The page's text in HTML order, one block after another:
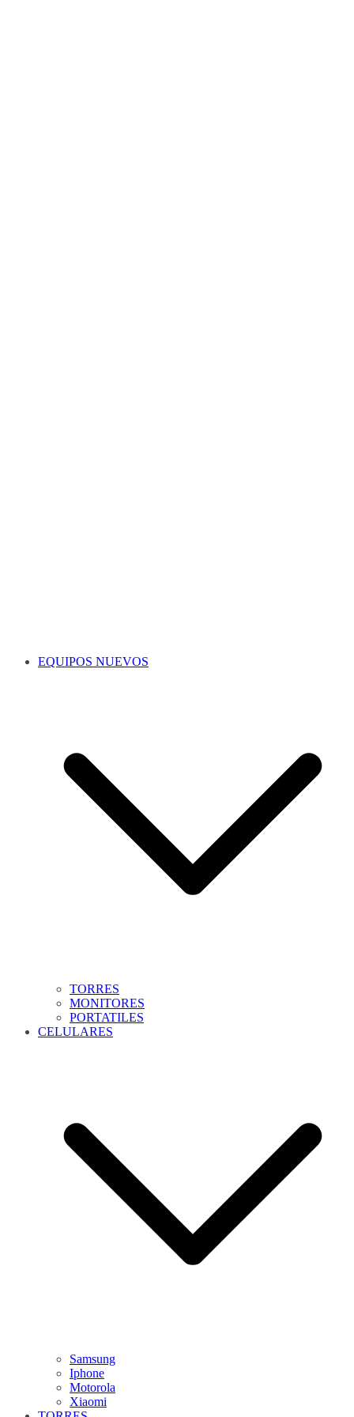
EQUIPOS NUEVOS
TORRES
MONITORES
PORTATILES
CELULARES
Samsung
Iphone
Motorola
Xiaomi